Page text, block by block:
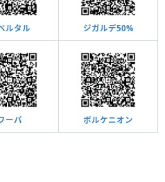
ルタル ジガルデ50%
ーパ ボルケニオン